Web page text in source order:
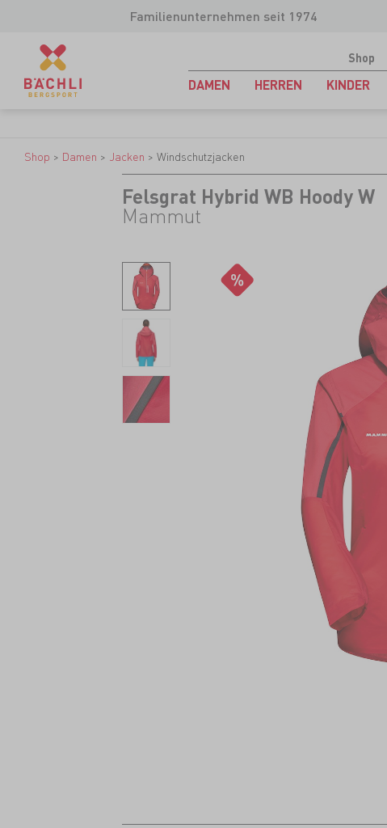
Familienunternehmen seit 1974
Shop
DAMEN HERREN KINDER
Shop > Damen > Jacken > Windschutzjacken
Felsgrat Hybrid WB Hoody W
Mammut